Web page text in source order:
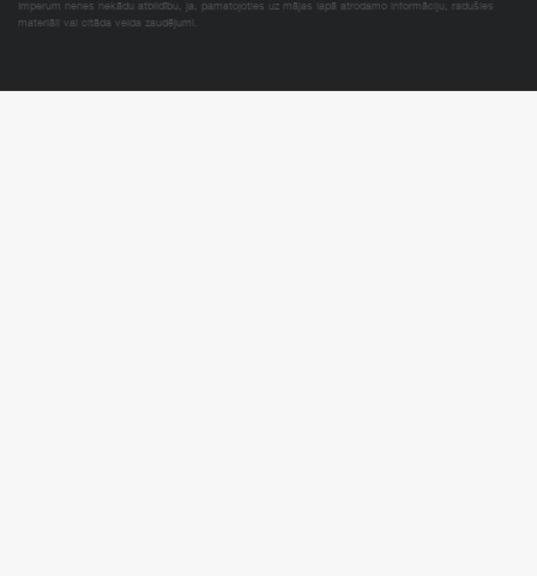
Imperum nenes nekādu atbildību, ja, pamatojoties uz mājas lapā atrodamo informāciju, radušies
materiāli vai citāda veida zaudējumi.